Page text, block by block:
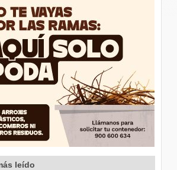
leído